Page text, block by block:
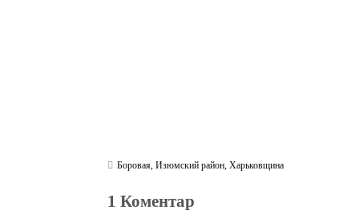
Боровая,Изюмский район,Харьковщина
1 Коментар